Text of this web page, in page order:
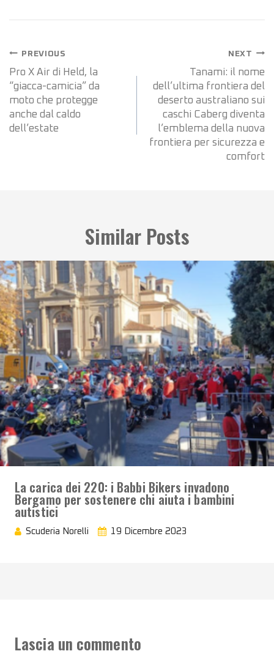
PREVIOUS
Pro X Air di Held, la
“giacca-camicia” da
moto che protegge
anche dal caldo
dell’estate
NEXT
Tanami: il nome
dell’ultima frontiera del
deserto australiano sui
caschi Caberg diventa
l’emblema della nuova
frontiera per sicurezza e
comfort
Similar Posts
La carica dei 220: i Babbi Bikers invadono
Bergamo per sostenere chi aiuta i bambini
autistici
Scuderia Norelli 19 Dicembre 2023
Lascia un commento